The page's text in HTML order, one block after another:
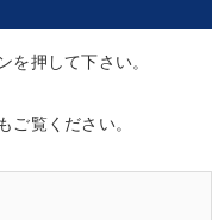
を押して下さい。
もご覧ください。